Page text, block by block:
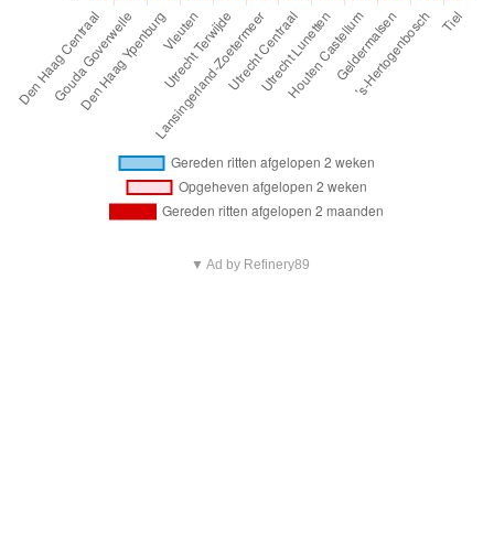
▼ Ad by Refinery89